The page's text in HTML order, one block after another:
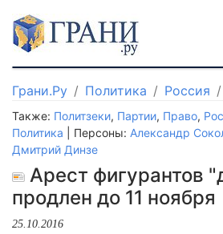
Грани.Ру Политика Россия
Также: Политзеки, Партии, Право,
Политика | Персоны: Александр
Дмитрий Динзе
Арест фигурантов
продлен до 11 ноября
25.10.2016